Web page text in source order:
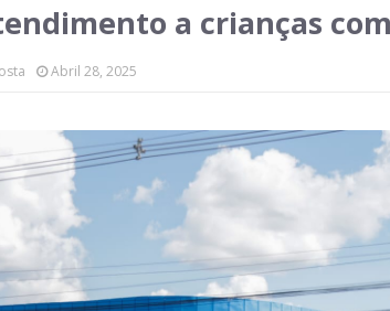
a crianças
Abril 28, 2025